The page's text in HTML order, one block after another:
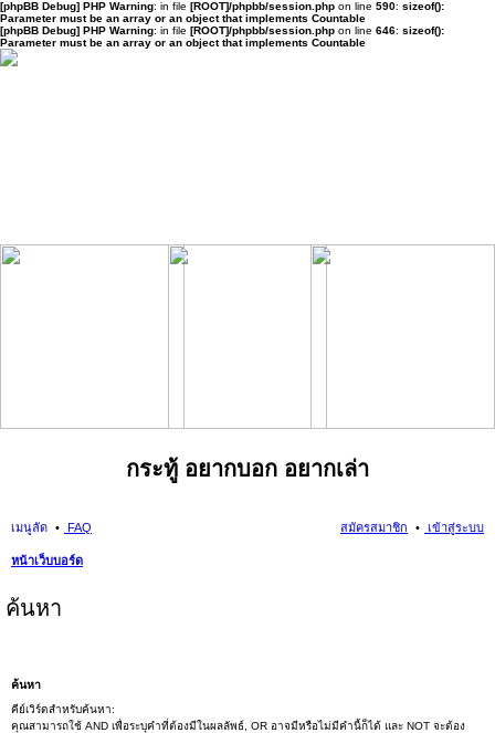
[phpBB Debug] PHP Warning: in file [ROOT]/phpbb/session.php on line 590: sizeof():
Parameter must be an array or an object that implements Countable
[phpBB Debug] PHP Warning: in file [ROOT]/phpbb/session.php on line 646: sizeof():
Parameter must be an array or an object that implements Countable
กระทู้ อยากบอก อยากเล่า
เมนูลัด FAQ เข้าสู่ระบบ
สมัครสมาชิก
หน้าเว็บบอร์ด
ค้นหา
ค้นหา
คีย์เวิร์ดสำหรับค้นหา:
คุณสามารถใช้ AND เพื่อระบุคำที่ต้องมีในผลลัพธ์, OR อาจมีหรือไม่มีคำนี้ก็ได้ และ NOT จะต้อง